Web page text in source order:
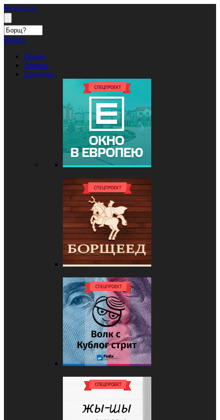
Кублог.ру
Войти
Новые
Афиша
Проекты